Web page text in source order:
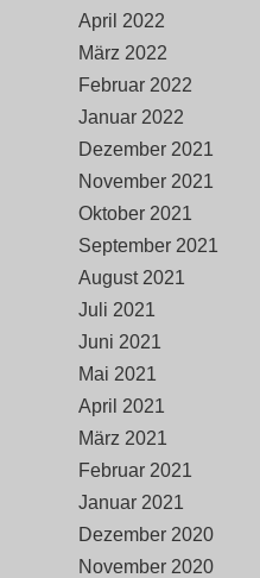
April 2022
März 2022
Februar 2022
Januar 2022
Dezember 2021
November 2021
Oktober 2021
September 2021
August 2021
Juli 2021
Juni 2021
Mai 2021
April 2021
März 2021
Februar 2021
Januar 2021
Dezember 2020
November 2020